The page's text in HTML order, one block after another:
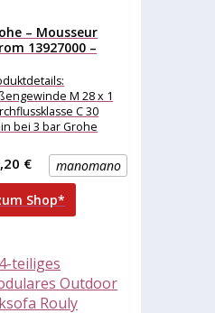
– Mousseur
13927000 –
M 28 x 1
C 30
bei 3 bar Grohe
manomano
€
Shop*